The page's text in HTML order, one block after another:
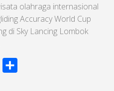
olahraga internasional
Accuracy World Cup
di Sky Lancing Lombok
Line